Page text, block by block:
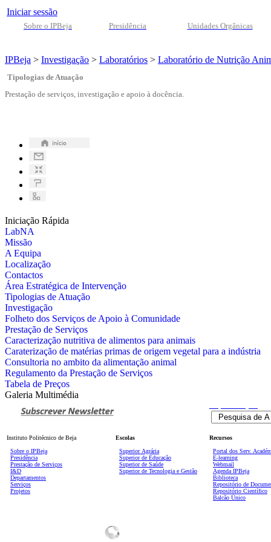
Iniciar sessão
Sobre o IPBeja Presidência Unidades Orgânicas
IPBeja > Investigação > Laboratórios > Laboratório de Nutrição
Tipologias de Atuação
Prestação de serviços, investigação e apoio à docência.
Iniciação Rápida
LabNA
Missão
A Equipa
Localização
Contactos
Área Estratégica de Intervenção
Tipologias de Atuação
Investigação
Folheto dos Serviços de Apoio à Comunidade
Prestação de Serviços
Caracterização nutritiva de alimentos para animais
Caraterização de matérias primas de origem vegetal para a indústria
Consultoria no ambito da alimentação animal
Regulamento da Prestação de Serviços
Tabela de Preços
Galeria Multimédia
Instituto Politécnico de Beja
Sobre o IPBeja
Presidência
Prestação de Serviços
I&D
Departamentos
Serviços
Projetos
Escolas
Superior Agrária
Superior de Educação
Superior de Saúde
Superior de Tecnologia e Gestão
Recursos
Portal dos Serv.
E-learning
Webmail
Agenda IPBeja
Biblioteca
Repositório de
Repositório Científico
Balcão Único